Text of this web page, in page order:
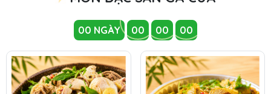
00 NGÀY 00 00 00